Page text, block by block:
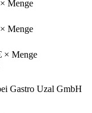
Menge
Menge
× Menge
Gastro Uzal GmbH